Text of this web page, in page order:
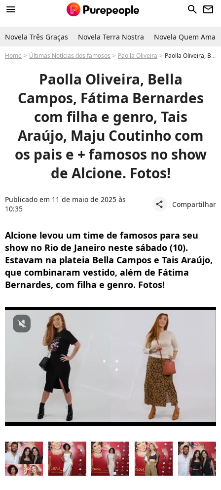
menu search newsletter
Novela Três Graças Novela Terra Nostra Novela Quem Ama
Home Últimas Notícias dos famosos Paolla Oliveira Paolla Oliveira, Bella Campos, mais atores do elenco de 'Vale Tudo' e outros famosos vão ao show de Alcione. Fotos!
Paolla Oliveira, Bella
Campos, Fátima Bernardes
com filha e genro, Tais
Araújo, Maju Coutinho com
os pais e + famosos no show
de Alcione. Fotos!
Publicado em 11 de maio de 2025 às
10:35
share Compartilhar
Alcione levou um time de famosos para seu
show no Rio de Janeiro neste sábado (10).
Estavam na plateia Bella Campos e Tais Araújo,
que combinaram vestido, além de Fátima
Bernardes, com filha e genro. Fotos!